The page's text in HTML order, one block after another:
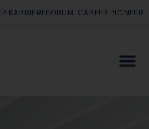
IZ KARRIEREFORUM CAREER PIONEER